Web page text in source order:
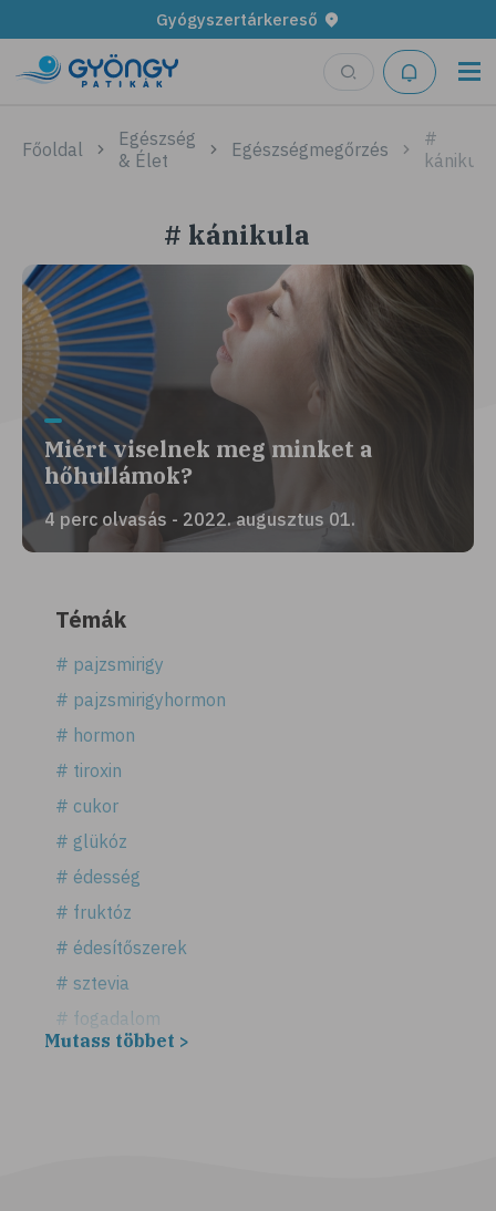
Gyógyszertárkereső
Főoldal
Egészség
& Élet
Egészségmegőrzés
#
kánikula
# kánikula
Miért viselnek meg minket a
hőhullámok?
4 perc olvasás - 2022. augusztus 01.
Témák
# pajzsmirigy
# pajzsmirigyhormon
# hormon
# tiroxin
# cukor
# glükóz
# édesség
# fruktóz
# édesítőszerek
# sztevia
# fogadalom
# egészséges életmód
Mutass többet >